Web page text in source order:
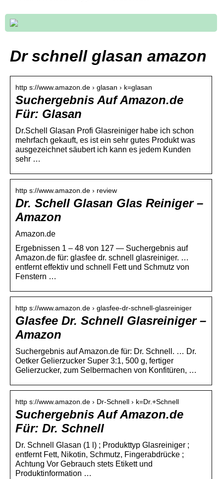
Dr schnell glasan amazon
http s://www.amazon.de › glasan › k=glasan
Suchergebnis Auf Amazon.de
Für: Glasan
Dr.Schell Glasan Profi Glasreiniger habe ich schon
mehrfach gekauft, es ist ein sehr gutes Produkt was
ausgezeichnet säubert ich kann es jedem Kunden
sehr …
http s://www.amazon.de › review
Dr. Schell Glasan Glas Reiniger –
Amazon
Amazon.de
Ergebnissen 1 – 48 von 127 — Suchergebnis auf
Amazon.de für: glasfee dr. schnell glasreiniger. …
entfernt effektiv und schnell Fett und Schmutz von
Fenstern …
http s://www.amazon.de › glasfee-dr-schnell-glasreiniger
Glasfee Dr. Schnell Glasreiniger –
Amazon
Suchergebnis auf Amazon.de für: Dr. Schnell. … Dr.
Oetker Gelierzucker Super 3:1, 500 g, fertiger
Gelierzucker, zum Selbermachen von Konfitüren, …
http s://www.amazon.de › Dr-Schnell › k=Dr.+Schnell
Suchergebnis Auf Amazon.de
Für: Dr. Schnell
Dr. Schnell Glasan (1 l) ; Produkttyp Glasreiniger ;
entfernt Fett, Nikotin, Schmutz, Fingerabdrücke ;
Achtung Vor Gebrauch stets Etikett und
Produktinformation …